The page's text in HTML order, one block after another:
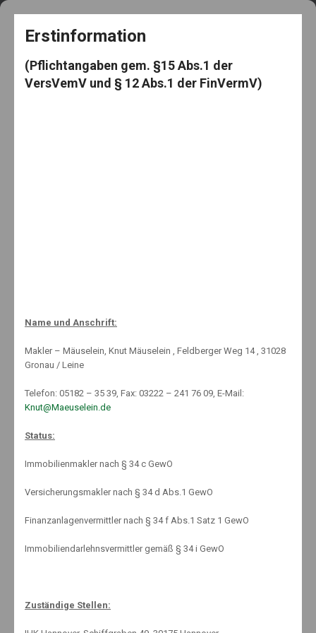
+49 5182 3539 frag@den-knut.de
Makler-Mäuselein
No Comments
Weihnachtsfeiern sind eine gute Gelegenheit zu
dann nicht vor Unfällen oder Verletzungen gefeit. Während der
Unfallversicherung (DGUV) abgesichert. Aber wie sieht es mit dem
abgedeckt. Als Ausnahme gilt aber, wenn die Feier von den
und außerhalb der Arbeitszeit stattfindet. Auch wenn der Unfall
Erstinformation
(Pflichtangaben gem. §15 Abs.1 der
VersVemV und § 12 Abs.1 der FinVermV)
Name und Anschrift:
Makler – Mäuselein, Knut Mäuselein , Feldberger Weg 14 , 31028
Gronau / Leine
Telefon: 05182 – 35 39, Fax: 03222 – 241 76 09, E-Mail:
Knut@Maeuselein.de
Status:
Immobilienmakler nach § 34 c GewO
Versicherungsmakler nach § 34 d Abs.1 GewO
Finanzanlagenvermittler nach § 34 f Abs.1 Satz 1 GewO
Immobiliendarlehnsvermittler gemäß § 34 i GewO
Zuständige Stellen: